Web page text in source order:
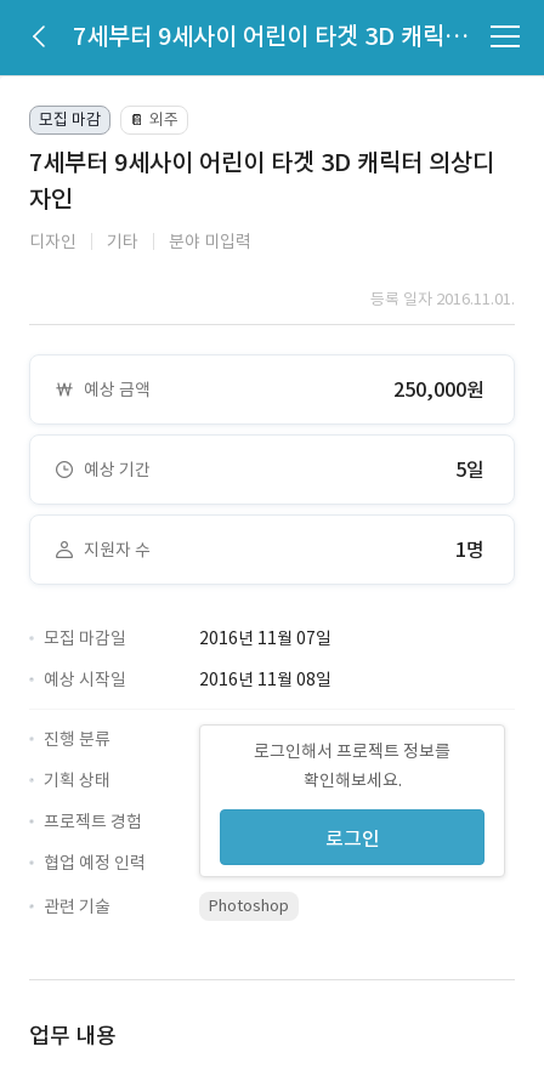
7세부터 9세사이 어린이 타겟 3D 캐릭터 의상디자인
모집 마감 📔 외주
7세부터 9세사이 어린이 타겟 3D 캐릭터 의상디
자인
디자인 기타 분야 미입력
등록 일자 2016.11.01.
예상 금액 250,000원
예상 기간 5일
지원자 수 1명
모집 마감일
2016년 11월 07일
예상 시작일
2016년 11월 08일
로그인해서 프로젝트 정보를
확인해보세요.
로그인
진행 분류
기획 상태
프로젝트 경험
협업 예정 인력
관련 기술
Photoshop
업무 내용